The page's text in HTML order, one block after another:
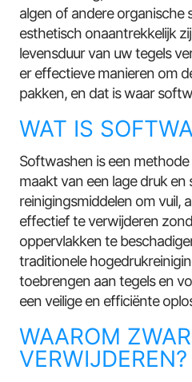
algen of andere organische
esthetisch onaantrekkelijk
levensduur van uw tegels
er effectieve manieren om
pakken, en dat is waar
WAT IS
Softwashen is een
maakt van een lage druk en
reinigingsmiddelen om vuil,
effectief te verwijderen
oppervlakken te
traditionele
toebrengen aan tegels en
een veilige en efficiënte
WAAROM
VERWIJDEREN?